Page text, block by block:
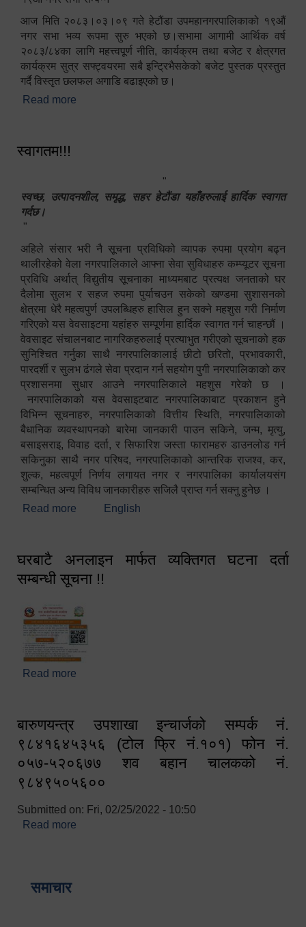
आज मिति २०८३।०३।०९ गते हेटौंडा उपमहानगरपालिकाको १९औं
नगर सभा भव्य रूपमा सुरु भएको छ।सभामा आगामी आर्थिक वर्ष
२०८३/८४का लागि महत्त्वपूर्ण नीति, कार्यक्रम तथा बजेट र क्षेत्रगत
कार्यक्रम सुत्र सफ्ट्वयरमा सबै इन्ट्रिभैसकेको बजेट पुस्तक प्रस्तुत
गर्दै विस्तृत छलफल अगाडि बढाइएको छ।
Read more
स्वागतम!!!
"
स्वच्छ, उत्पादनशील, समृद्ध, सहर हेटौंडा यहाँहरुलाई हार्दिक स्वागत
गर्दछ।
"
अहिले संसार भरी नै सूचना प्रविधिको व्यापक रुपमा प्रयोग बढ्न
थालीरहेको वेला नगरपालिकाले आफ्ना सेवा सुविधाहरु कम्प्यूटर सूचना
प्रविधि अर्थात् विद्युतीय सूचनाका माध्यमबाट प्रत्यक्ष जनताको घर
दैलोमा सुलभ र सहज रुपमा पुर्याचउन सकेको खण्डमा सुशासनको
क्षेत्रमा धेरै महत्वपुर्ण उपलब्धिहरु हासिल हुन सक्ने महशुस गरी निर्माण
गरिएको यस वेवसाइटमा यहांहरु सम्पूर्णमा हार्दिक स्वागत गर्न चाहन्छौं ।
वेवसाइट संचालनबाट नागरिकहरुलाई प्रत्याभुत गरीएको सूचनाको हक
सुनिश्चित गर्नुका साथै नगरपालिकालाई छीटो छरितो, प्रभावकारी,
पारदर्शी र सुलभ ढंगले सेवा प्रदान गर्न सहयोग पुगी नगरपालिकाको कर
प्रशासनमा सुधार आउने नगरपालिकाले महशुस गरेको छ ।
नगरपालिकाको यस वेवसाइटबाट नगरपालिकाबाट प्रकाशन हुने
विभिन्न सूचनाहरु, नगरपालिकाको वित्तीय स्थिति, नगरपालिकाको
बैधानिक व्यवस्थापनको बारेमा जानकारी पाउन सकिने, जन्म, मृत्यु,
बसाइसराइ, विवाह दर्ता, र सिफारिश जस्ता फारामहरु डाउनलोड गर्न
सकिनुका साथै नगर परिषद, नगरपालिकाको आन्तरिक राजश्व, कर,
शुल्क, महत्वपूर्ण निर्णय लगायत नगर र नगरपालिका कार्यालयसंग
सम्बन्धित अन्य विविध जानकारीहरु सजिलै प्राप्त गर्न सक्नु हुनेछ ।
Read more about स्वागतम!!!
English
घरबाटै अनलाइन मार्फत व्यक्तिगत घटना दर्ता
सम्बन्धी सूचना !!
Read more
बारुणयन्त्र उपशाखा इन्चार्जको सम्पर्क नं.
९८४१६४५३५६ (टोल फ्रि नं.१०१) फोन नं.
०५७-५२०६७७ शव बहान चालकको नं.
९८४९५०५६००
Submitted on: Fri, 02/25/2022 - 10:50
Read more
समाचार